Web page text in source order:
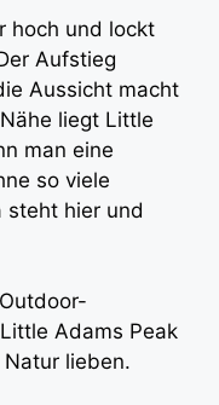
hoch und lockt
Aufstieg
Aussicht macht
liegt Little
man eine
so viele
steht hier und
Adams Peak
lieben.